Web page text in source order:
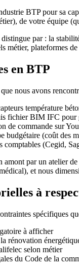
BTP pour sa
de votre équipe
par : la
métier, plateformes
en BTP
nous avons
température
fichier BIM IFC pour
de commande sur
budgétaire (coût des
comptables (Cegid,
amont par un atelier
et nous
à
spécifiques
à afficher
rénovation
selon métier
du Code de la